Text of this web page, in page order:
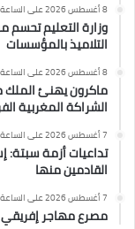
8 أغسطس 2026 على الساعة 11:03 صباحًا
وزارة التعليم تحسم
التلاميذ بالمؤسسات
8 أغسطس 2026 على الساعة 10:58 صباحًا
ماكرون يهنئ
الشراكة المغربية
7 أغسطس 2026 على الساعة 8:55 مساءً
تداعيات أزمة سبتة:
القادمين منها
7 أغسطس 2026 على الساعة 7:48 مساءً
مصرع مهاجر إفريقي